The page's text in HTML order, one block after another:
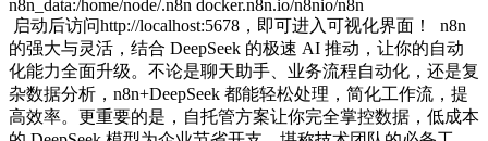
n8n_data:/home/node/.n8n docker.n8n.io/n8nio/n8n
启动后访问http://localhost:5678，即可进入可视化界面！ n8n
的强大与灵活，结合 DeepSeek 的极速 AI 推动，让你的自动
化能力全面升级。不论是聊天助手、业务流程自动化，还是复
杂数据分析，n8n+DeepSeek 都能轻松处理，简化工作流，提
高效率。更重要的是，自托管方案让你完全掌控数据，低成本